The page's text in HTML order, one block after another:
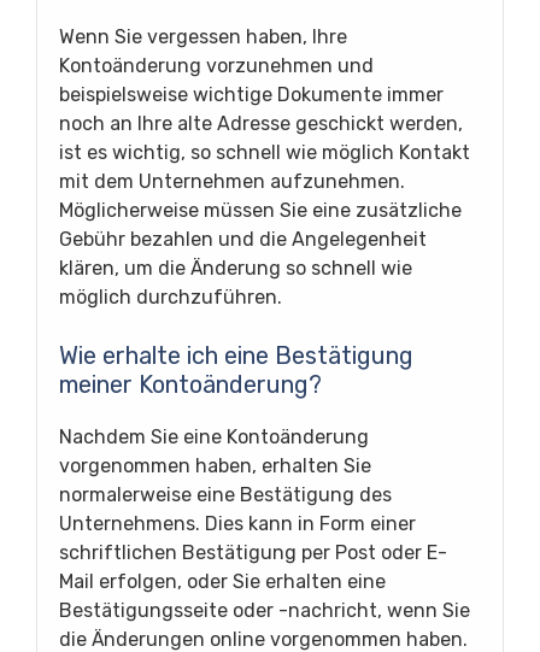
Wenn Sie vergessen haben, Ihre
Kontoänderung vorzunehmen und
beispielsweise wichtige Dokumente immer
noch an Ihre alte Adresse geschickt werden,
ist es wichtig, so schnell wie möglich Kontakt
mit dem Unternehmen aufzunehmen.
Möglicherweise müssen Sie eine zusätzliche
Gebühr bezahlen und die Angelegenheit
klären, um die Änderung so schnell wie
möglich durchzuführen.
Wie erhalte ich eine Bestätigung
meiner Kontoänderung?
Nachdem Sie eine Kontoänderung
vorgenommen haben, erhalten Sie
normalerweise eine Bestätigung des
Unternehmens. Dies kann in Form einer
schriftlichen Bestätigung per Post oder E-
Mail erfolgen, oder Sie erhalten eine
Bestätigungsseite oder -nachricht, wenn Sie
die Änderungen online vorgenommen haben.